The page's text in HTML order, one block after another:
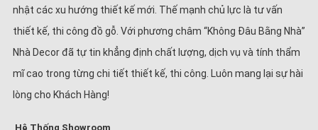
nhật các xu hướng thiết kế mới. Thế mạnh chủ lực là tư vấn
thiết kế, thi công đồ gỗ. Với phương châm “Không Đâu Bằng Nhà”
Nhà Decor đã tự tin khẳng định chất lượng, dịch vụ và tính thẩm
mĩ cao trong từng chi tiết thiết kế, thi công. Luôn mang lại sự hài
lòng cho Khách Hàng!
Hệ Thống Showroom